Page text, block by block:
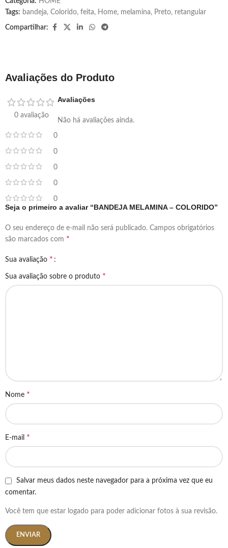
Tags: bandeja, Colorido, feita, Home, melamina, Preto, retangular
Compartilhar:
Avaliações do Produto
0 avaliação
0
0
0
0
0
Avaliações
Não há avaliações ainda.
Seja o primeiro a avaliar “BANDEJA MELAMINA – COLORIDO”
O seu endereço de e-mail não será publicado. Campos obrigatórios
são marcados com *
Sua avaliação *
Sua avaliação sobre o produto *
Nome *
E-mail *
Salvar meus dados neste navegador para a próxima vez que eu
comentar.
Você tem que estar logado para poder adicionar fotos à sua revisão.